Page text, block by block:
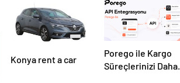
Konya rent a car
Porego ile Kargo
Süreçlerinizi Daha